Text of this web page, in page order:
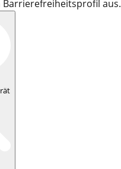
Barrierefreiheitsprofil aus.